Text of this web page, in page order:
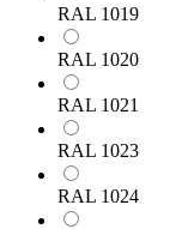
RAL 1019
RAL 1020
RAL 1021
RAL 1023
RAL 1024